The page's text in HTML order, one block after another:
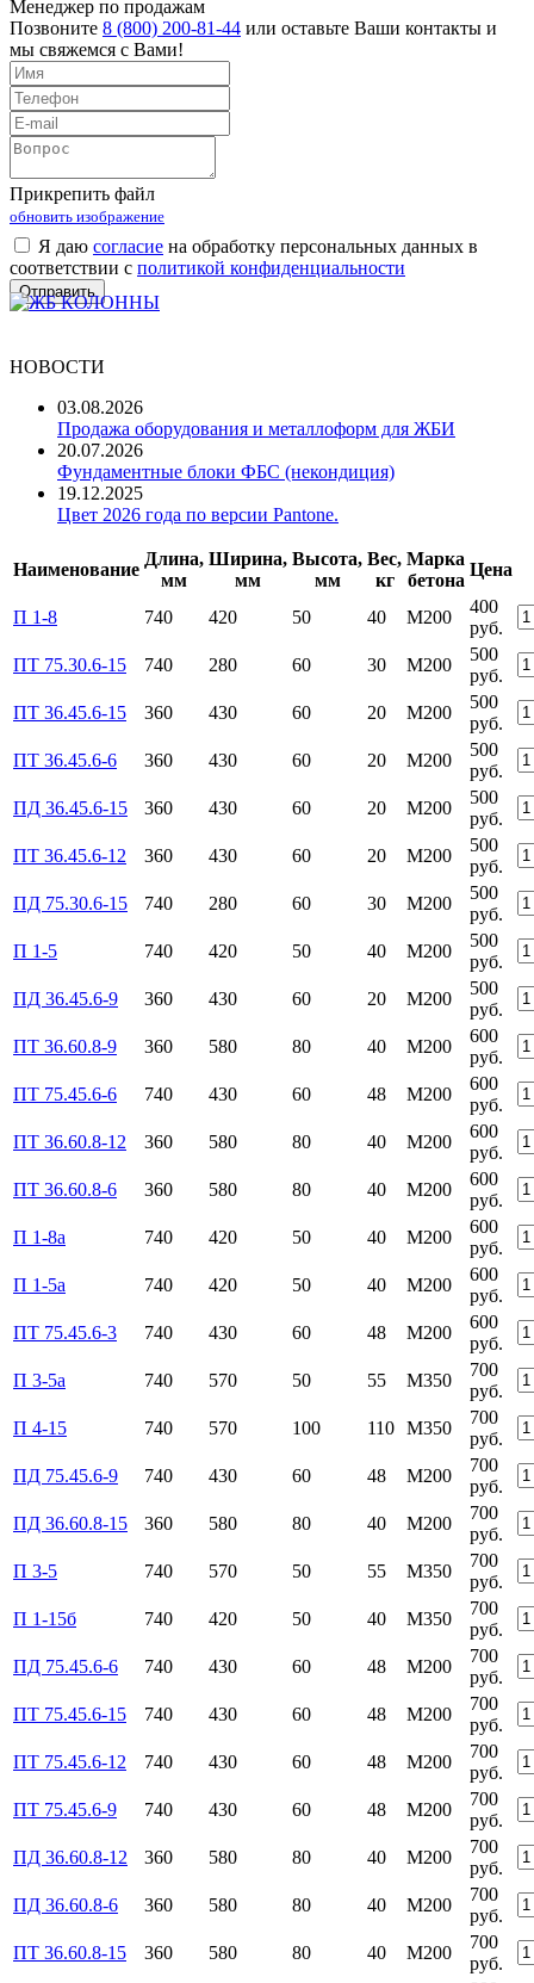
Менеджер по продажам
Позвоните 8 (800) 200-81-44 или оставьте Ваши контакты и
мы свяжемся с Вами!
Прикрепить файл
обновить изображение
Я даю согласие на обработку персональных данных в
соответствии с политикой конфиденциальности
НОВОСТИ
03.08.2026
Продажа оборудования и металлоформ для ЖБИ
20.07.2026
Фундаментные блоки ФБС (некондиция)
19.12.2025
Цвет 2026 года по версии Pantone.
Наименование
Длина,
мм
Ширина,
мм
Высота,
мм
Вес,
кг
Марка
бетона
Цена
П 1-8 740 420 50 40 М200
400
руб.
ПТ 75.30.6-15
740 280 60 30 М200
500
руб.
ПТ 36.45.6-15
360 430 60 20 М200
500
руб.
ПТ 36.45.6-6
360 430 60 20 М200
500
руб.
ПД 36.45.6-15
360 430 60 20 М200
500
руб.
ПТ 36.45.6-12
360 430 60 20 М200
500
руб.
ПД 75.30.6-15
740 280 60 30 М200
500
руб.
П 1-5
740 420 50 40 М200
500
руб.
ПД 36.45.6-9
360 430 60 20 М200
500
руб.
ПТ 36.60.8-9
360 580 80 40 М200
600
руб.
ПТ 75.45.6-6
740 430 60 48 М200
600
руб.
ПТ 36.60.8-12
360 580 80 40 М200
600
руб.
ПТ 36.60.8-6
360 580 80 40 М200
600
руб.
П 1-8а
740 420 50 40 М200
600
руб.
П 1-5а
740 420 50 40 М200
600
руб.
ПТ 75.45.6-3
740 430 60 48 М200
600
руб.
П 3-5а
740 570 50 55 М350
700
руб.
П 4-15
740 570 100 110 М350
700
руб.
ПД 75.45.6-9
740 430 60 48 М200
700
руб.
ПД 36.60.8-15
360 580 80 40 М200
700
руб.
П 3-5
740 570 50 55 М350
700
руб.
П 1-15б
740 420 50 40 М350
700
руб.
ПД 75.45.6-6
740 430 60 48 М200
700
руб.
ПТ 75.45.6-15
740 430 60 48 М200
700
руб.
ПТ 75.45.6-12
740 430 60 48 М200
700
руб.
ПТ 75.45.6-9
740 430 60 48 М200
700
руб.
ПД 36.60.8-12
360 580 80 40 М200
700
руб.
ПД 36.60.8-6
360 580 80 40 М200
700
руб.
ПТ 36.60.8-15
360 580 80 40 М200
700
руб.